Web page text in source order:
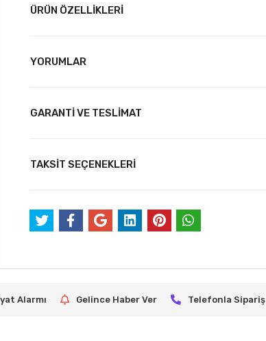
ÜRÜN ÖZELLİKLERİ
YORUMLAR
GARANTİ VE TESLİMAT
TAKSİT SEÇENEKLERİ
Alarmı Gelince Haber Ver Telefonla Sipariş